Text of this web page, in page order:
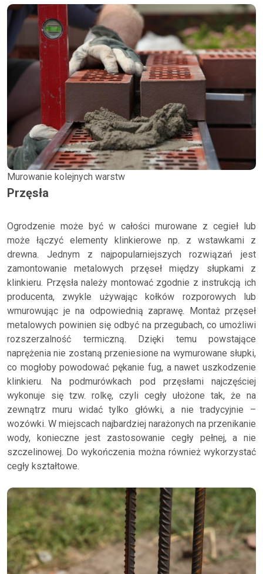
Murowanie kolejnych warstw
Przęsła
Ogrodzenie może być w całości murowane z cegieł lub
może łączyć elementy klinkierowe np. z wstawkami z
drewna. Jednym z najpopularniejszych rozwiązań jest
zamontowanie metalowych przęseł między słupkami z
klinkieru. Przęsła należy montować zgodnie z instrukcją ich
producenta, zwykle używając kołków rozporowych lub
wmurowując je na odpowiednią zaprawę. Montaż przęseł
metalowych powinien się odbyć na przegubach, co umożliwi
rozszerzalność termiczną. Dzięki temu powstające
naprężenia nie zostaną przeniesione na wymurowane słupki,
co mogłoby powodować pękanie fug, a nawet uszkodzenie
klinkieru. Na podmurówkach pod przęsłami najczęściej
wykonuje się tzw. rolkę, czyli cegły ułożone tak, że na
zewnątrz muru widać tylko główki, a nie tradycyjnie –
wozówki. W miejscach najbardziej narażonych na przenikanie
wody, konieczne jest zastosowanie cegły pełnej, a nie
szczelinowej. Do wykończenia można również wykorzystać
cegły kształtowe.